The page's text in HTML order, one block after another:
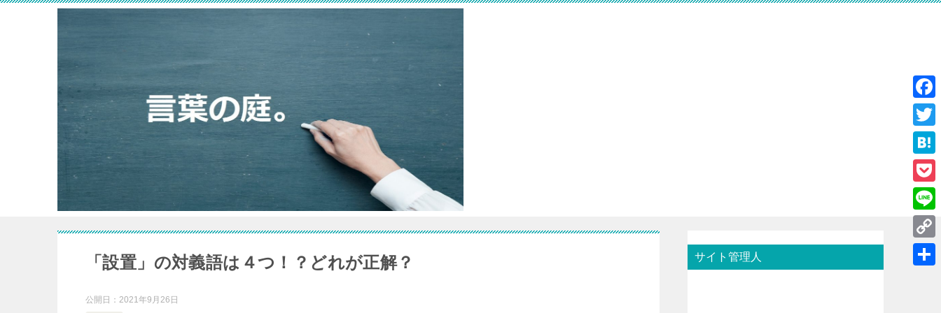
「設置」の対義語は４つ！？どれが正解？
公開日： 2021年9月26日
サイト管理人
F
a
c
e
b
o
o
k
T
w
i
e
H
a
t
e
n
P
o
c
k
L
i
n
C